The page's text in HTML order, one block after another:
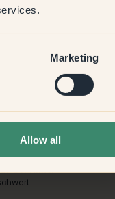
Marketing
Allow all
Streichen mit:
und gut abgedeckt